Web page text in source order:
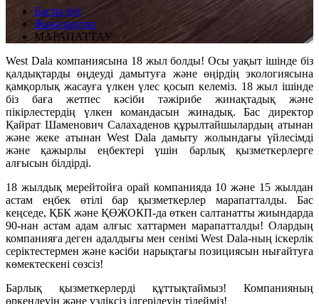
Басты бет
Жаңалықтар
МАРАПАТТАУ
West Dala компаниясына 18 жыл болды! Осы уақыт ішінде біз
қалдықтарды өңдеуді дамытуға және өңірдің экологиясына
қамқорлық жасауға үлкен үлес қосып келеміз. 18 жыл ішінде
біз баға жетпес кәсіби тәжірибе жинақтадық және
пікірлестердің үлкен командасын жинадық. Бас директор
Қайрат Шаменович Салахаденов құрылтайшылардың атынан
және жеке атынан West Dala дамыту жолындағы үйлесімді
және қажырлы еңбектері үшін барлық қызметкерлерге
алғысын білдірді.
18 жылдық мерейтойға орай компанияда 10 және 15 жылдан
астам еңбек өтілі бар қызметкерлер марапатталды. Бас
кеңседе, ҚБК және ҚӨЖОКП-да өткен салтанатты жиындарда
90-нан астам адам алғыс хаттармен марапатталды! Олардың
компанияға деген адалдығы мен сенімі West Dala-ның іскерлік
серіктестермен және кәсіби нарықтағы позициясын нығайтуға
көмектескені сөзсіз!
Барлық қызметкерлерді құттықтаймыз! Компанияның
өркендеуін және үздіксіз ілгерілеуін тілейміз!